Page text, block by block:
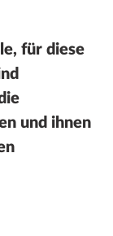
für diese
und ihnen